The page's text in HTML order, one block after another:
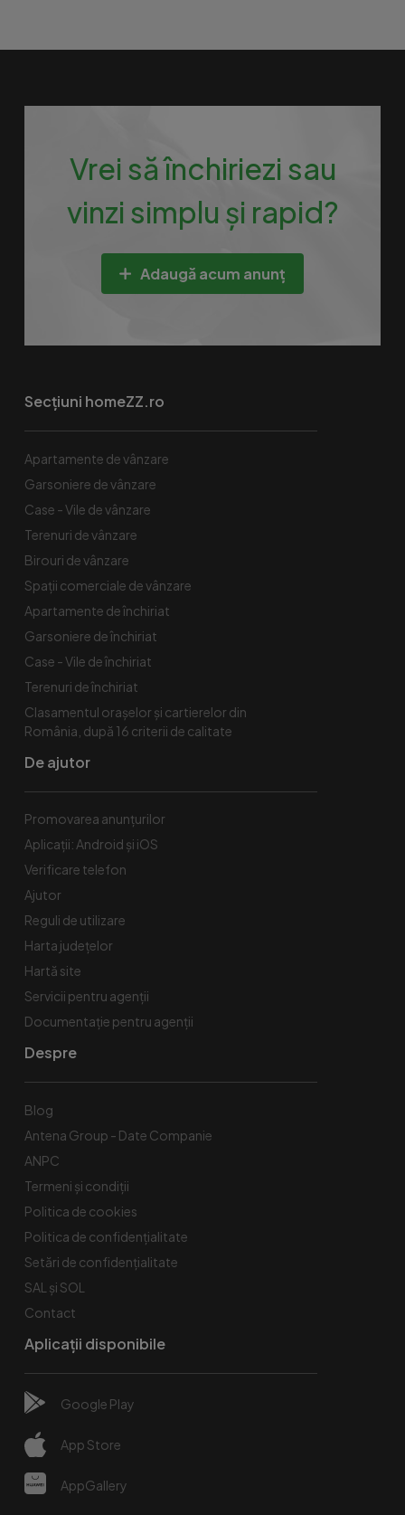
Vrei să închiriezi sau
vinzi simplu și rapid?
Adaugă acum anunț
Secțiuni homeZZ.ro
Apartamente de vânzare
Garsoniere de vânzare
Case - Vile de vânzare
Terenuri de vânzare
Birouri de vânzare
Spaţii comerciale de vânzare
Apartamente de închiriat
Garsoniere de închiriat
Case - Vile de închiriat
Terenuri de închiriat
Clasamentul orașelor și cartierelor din
România, după 16 criterii de calitate
De ajutor
Promovarea anunțurilor
Aplicații: Android și iOS
Verificare telefon
Ajutor
Reguli de utilizare
Harta județelor
Hartă site
Servicii pentru agenții
Documentație pentru agenții
Despre
Blog
Antena Group - Date Companie
ANPC
Termeni și condiții
Politica de cookies
Politica de confidențialitate
Setări de confidențialitate
SAL și SOL
Contact
Aplicații disponibile
Google Play
App Store
AppGallery